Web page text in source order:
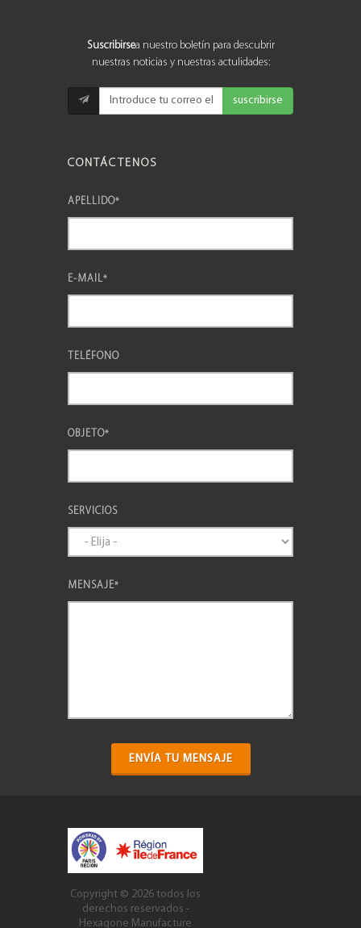
Suscribirsea nuestro boletín para descubrir
nuestras noticias y nuestras actulidades:
suscribirse
CONTÁCTENOS
APELLIDO*
E-MAIL*
TELÉFONO
OBJETO*
SERVICIOS
MENSAJE*
ENVÍA TU MENSAJE
Copyright © 2026 todos los
derechos reservados -
Hexagone Manufacture